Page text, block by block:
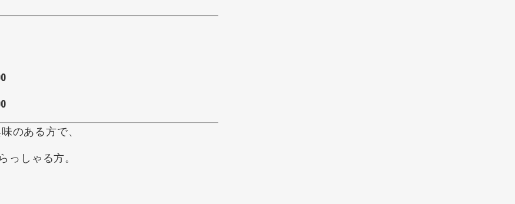
のある方で、
っしゃる方。